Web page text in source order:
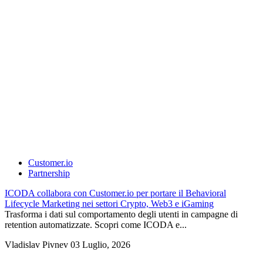
Customer.io
Partnership
ICODA collabora con Customer.io per portare il Behavioral
Lifecycle Marketing nei settori Crypto, Web3 e iGaming
Trasforma i dati sul comportamento degli utenti in campagne di
retention automatizzate. Scopri come ICODA e...
Vladislav Pivnev 03 Luglio, 2026